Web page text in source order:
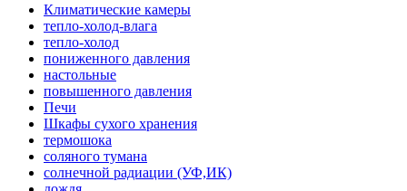
Климатические камеры
тепло-холод-влага
тепло-холод
пониженного давления
настольные
повышенного давления
Печи
Шкафы сухого хранения
термошока
соляного тумана
солнечной радиации (УФ,ИК)